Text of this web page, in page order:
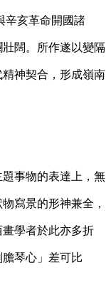
辛亥革命開國諸
闊。所作遂以變隔
神契合，形成嶺南
事物的表達上，無
寫景的形神兼全，
學者於此亦多折
琴心」差可比